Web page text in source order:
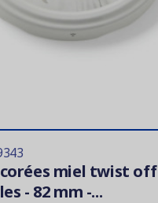
miel twist off
- 82 mm -...